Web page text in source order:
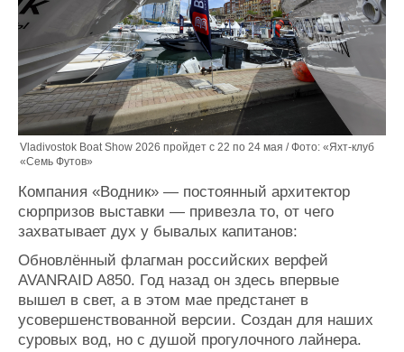
Словарь
Отзывы
Все службы
Vladivostok Boat Show 2026 пройдет с 22 по 24 мая / Фото: «Яхт-клуб
«Семь Футов»
Компания «Водник» — постоянный архитектор
сюрпризов выставки — привезла то, от чего
захватывает дух у бывалых капитанов:
Обновлённый флагман российских верфей
AVANRAID A850. Год назад он здесь впервые
вышел в свет, а в этом мае предстанет в
усовершенствованной версии. Создан для наших
суровых вод, но с душой прогулочного лайнера.